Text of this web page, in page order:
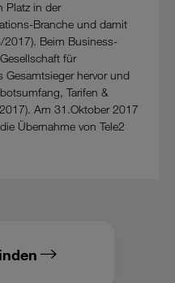
Platz in der
Branche und damit
2017). Beim Business-
für
Gesamtsieger hervor und
Tarifen &
Am 31.Oktober 2017
Übernahme von Tele2